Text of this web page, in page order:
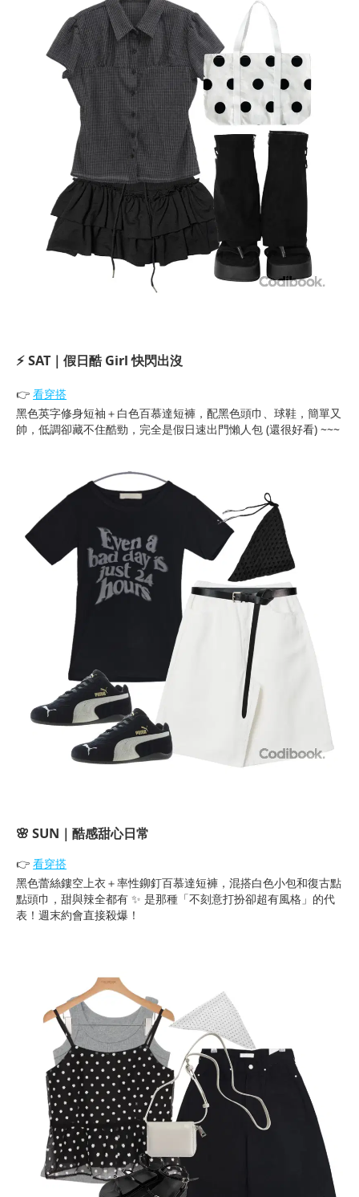
⚡ SAT｜假日酷 Girl 快閃出沒
👉 看穿搭
黑色英字修身短袖＋白色百慕達短褲，配黑色頭巾、球鞋，簡單又
帥，低調卻藏不住酷勁，完全是假日速出門懶人包 (還很好看) ~~~
🌸 SUN｜酷感甜心日常
👉 看穿搭
黑色蕾絲鏤空上衣＋率性鉚釘百慕達短褲，混搭白色小包和復古點
點頭巾，甜與辣全都有 ✨ 是那種「不刻意打扮卻超有風格」的代
表！週末約會直接殺爆！